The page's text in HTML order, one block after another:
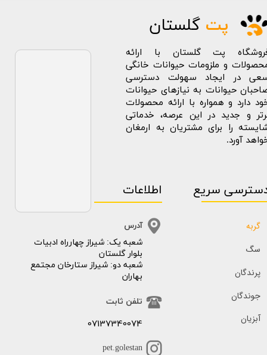
پت گلستان
پت گلستان با ارائه
و ملزومات حیوانات خانگی
در ایجاد سهولت دسترسی
حیوانات به نیازهای حیوانات
دارد و همواره با ارائه محصولات
و جدید در این عرصه، خدماتی
را برای مشتریان به ارمغان
آورد.
سریع
گربه
سگ
پرندگان
جوندگان
آبزیان
​​شعبه یک: شیراز چهارراه ادبیات
بلوار گلستان
شعبه دو: شیراز ستارخان مجتمع
بهاران
اطلاعات
آدرس
تلفن ثابت
07137340074
pet.golestan